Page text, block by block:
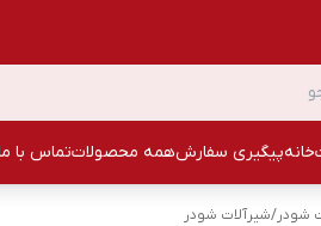
خانهپیگیری سفارشهمه محصولاتتماس با
شودر/شیرآلات شودر